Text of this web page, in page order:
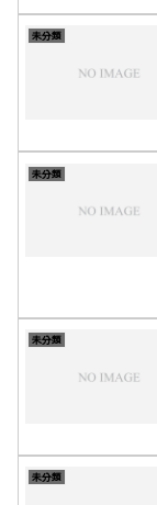
未分類
未分類
未分類
未分類